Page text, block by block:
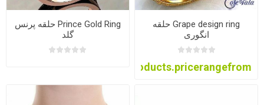
Grape design ring حلقه
انگوری
products.pricerangefrom
Prince Gold Ring حلقه پرنس
گلد